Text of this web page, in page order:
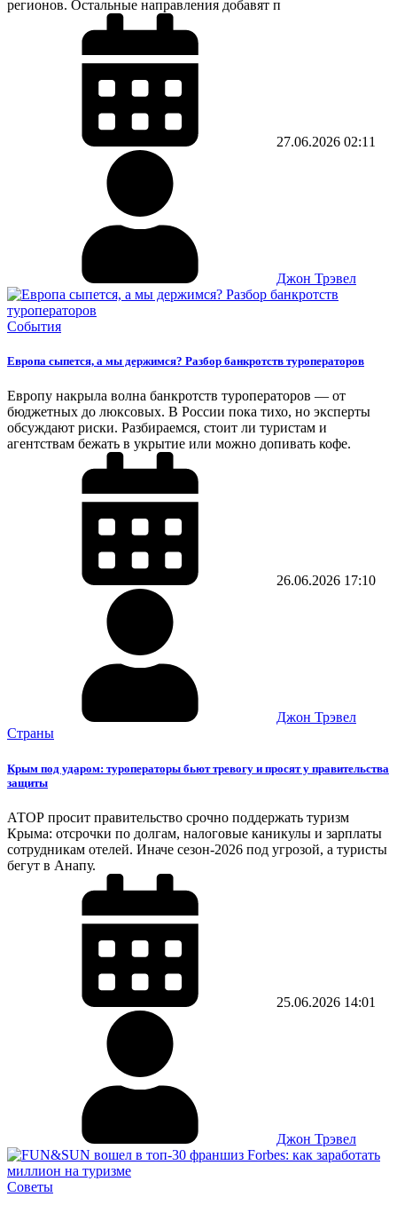
регионов. Остальные направления добавят п
27.06.2026 02:11
Джон Трэвел
События
Европа сыпется, а мы держимся? Разбор банкротств туроператоров
Европу накрыла волна банкротств туроператоров — от
бюджетных до люксовых. В России пока тихо, но эксперты
обсуждают риски. Разбираемся, стоит ли туристам и
агентствам бежать в укрытие или можно допивать кофе.
26.06.2026 17:10
Джон Трэвел
Страны
Крым под ударом: туроператоры бьют тревогу и просят у правительства
защиты
АТОР просит правительство срочно поддержать туризм
Крыма: отсрочки по долгам, налоговые каникулы и зарплаты
сотрудникам отелей. Иначе сезон-2026 под угрозой, а туристы
бегут в Анапу.
25.06.2026 14:01
Джон Трэвел
Советы